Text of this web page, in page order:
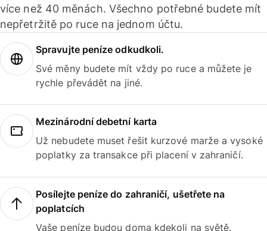
více než 40 měnách. Všechno potřebné budete mít
nepřetržitě po ruce na jednom účtu.
Spravujte peníze odkudkoli.
Své měny budete mít vždy po ruce a můžete je
rychle převádět na jiné.
Mezinárodní debetní karta
Už nebudete muset řešit kurzové marže a vysoké
poplatky za transakce při placení v zahraničí.
Posílejte peníze do zahraničí, ušetřete na
poplatcích
Vaše peníze budou doma kdekoli na světě.